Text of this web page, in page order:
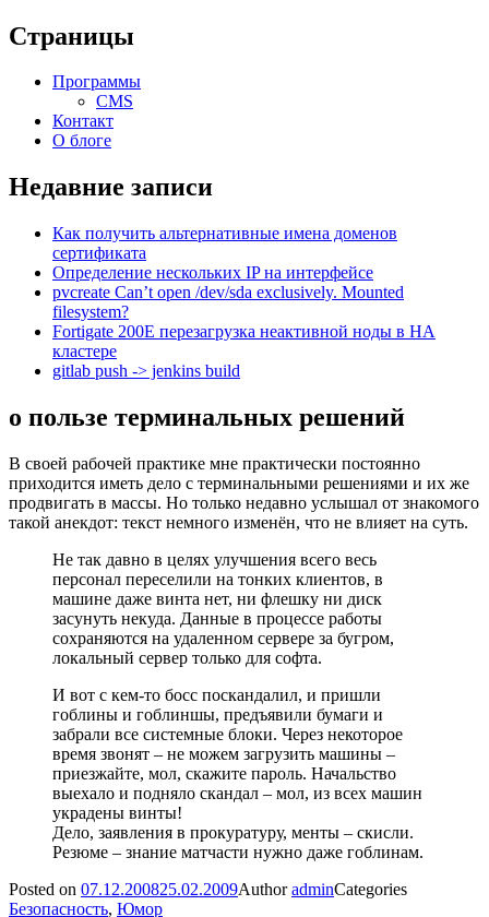
Страницы
Программы
CMS
Контакт
О блоге
Недавние записи
Как получить альтернативные имена доменов
сертификата
Определение нескольких IP на интерфейсе
pvcreate Can’t open /dev/sda exclusively. Mounted
filesystem?
Fortigate 200E перезагрузка неактивной ноды в HA
кластере
gitlab push -> jenkins build
о пользе терминальных решений
В своей рабочей практике мне практически постоянно
приходится иметь дело с терминальными решениями и их же
продвигать в массы. Но только недавно услышал от знакомого
такой анекдот: текст немного изменён, что не влияет на суть.
Не так давно в целях улучшения всего весь
персонал переселили на тонких клиентов, в
машине даже винта нет, ни флешку ни диск
засунуть некуда. Данные в процессе работы
сохраняются на удаленном сервере за бугром,
локальный сервер только для софта.
И вот с кем-то босс поскандалил, и пришли
гоблины и гоблиншы, предъявили бумаги и
забрали все системные блоки. Через некоторое
время звонят – не можем загрузить машины –
приезжайте, мол, скажите пароль. Начальство
выехало и подняло скандал – мол, из всех машин
украдены винты!
Дело, заявления в прокуратуру, менты – скисли.
Резюме – знание матчасти нужно даже гоблинам.
Posted on 07.12.200825.02.2009AuthoradminCategories
Безопасность, Юмор